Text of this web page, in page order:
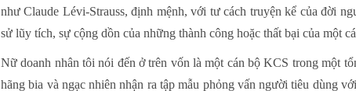
như Claude Lévi-Strauss, định mệnh, với tư cách truyện kể của đời
sử lũy tích, sự cộng dồn của những thành công hoặc thất bại của một
Nữ doanh nhân tôi nói đến ở trên vốn là một cán bộ KCS trong một
hãng bia và ngạc nhiên nhận ra tập mẫu phỏng vấn người tiêu dùng